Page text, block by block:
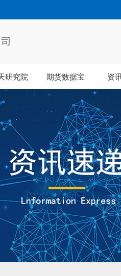
研究院 期货数据宝 资